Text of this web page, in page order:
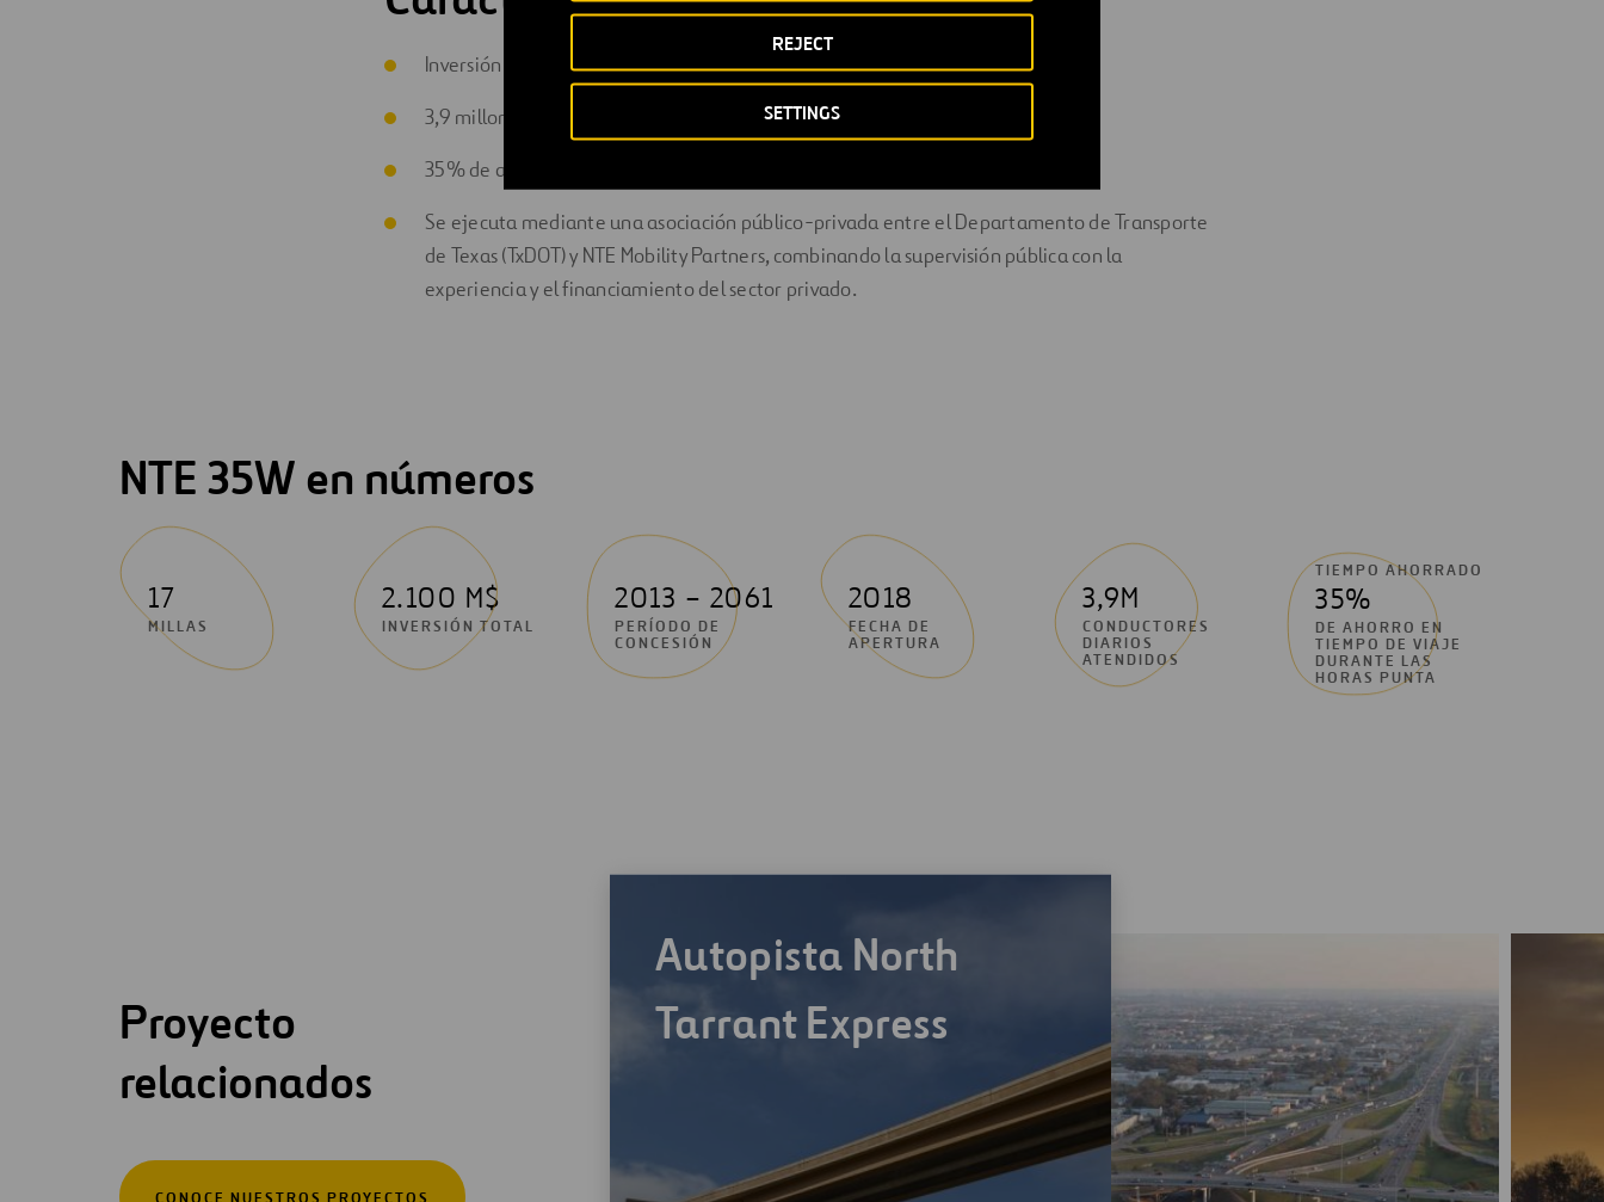
SETTINGS
REJECT
Inversión privada de 2.100 millones de dólares.
3,9 millones de conductores diarios atendidos.
35% de ahorro en tiempo de viaje durante las horas punta.
Se ejecuta mediante una asociación público-privada entre el Departamento de Transporte
de Texas (TxDOT) y NTE Mobility Partners, combinando la supervisión pública con la
experiencia y el financiamiento del sector privado.
NTE 35W en números
17
MILLAS
2.100 M$
INVERSIÓN TOTAL
2013 – 2061
PERÍODO DE
CONCESIÓN
2018
FECHA DE
APERTURA
3,9M
CONDUCTORES
DIARIOS
ATENDIDOS
TIEMPO AHORRADO
35%
DE AHORRO EN
TIEMPO DE VIAJE
DURANTE LAS
HORAS PUNTA
Proyecto
relacionados
Autopista North
Tarrant Express